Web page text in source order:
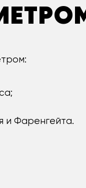
и Фаренгейта.